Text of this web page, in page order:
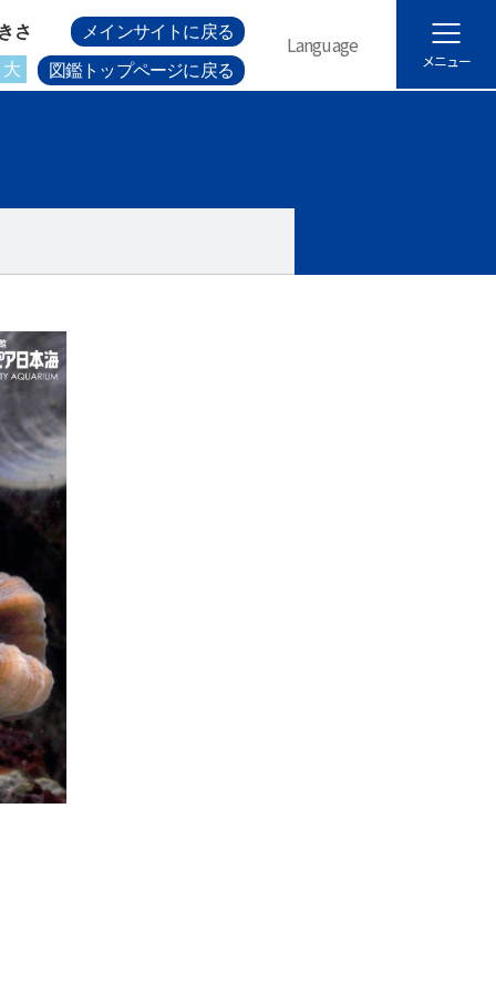
さ
大
メインサイトに戻る
図鑑トップページに戻る
Language
メニュー